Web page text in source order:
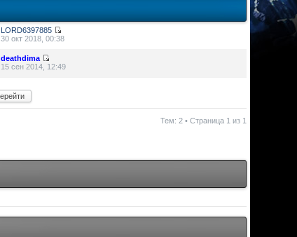
LORD6397885
30 окт 2018, 00:38
deathdima
15 сен 2014, 12:49
Тем: 2 • Страница 1 из 1